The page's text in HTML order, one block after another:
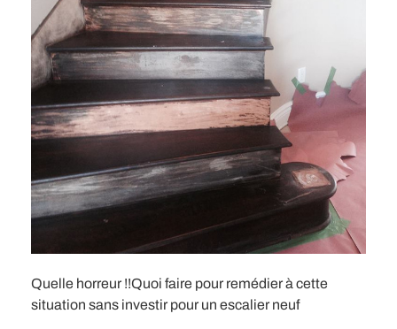
Quelle horreur !!Quoi faire pour remédier à cette
situation sans investir pour un escalier neuf